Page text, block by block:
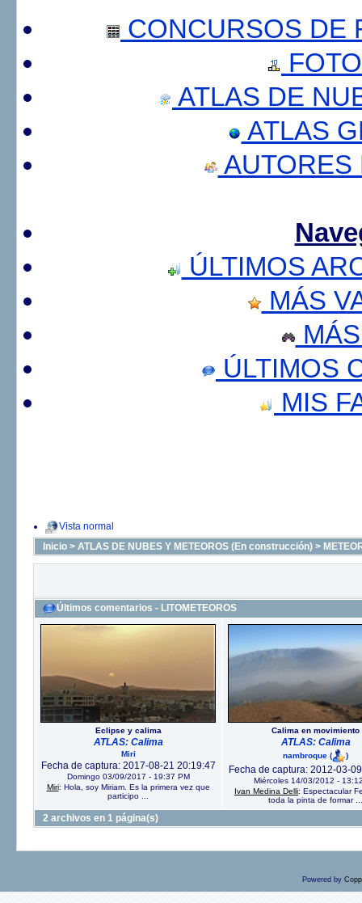
CONCURSOS DE
ATLAS DE
ATLAS
AUTORES
ÚLTIMOS
MÁS
ÚLTIMOS
MIS
Vista normal
Inicio > ATLAS DE NUBES Y METEOROS (En construcción) >
Últimos comentarios - LITOMETEOROS
Eclipse y calima
ATLAS: Calima
Miri
Fecha de captura: 2017-08-21 20:19:47
Domingo 03/09/2017 - 19:37 PM
Miri: Hola, soy Miriam. Es la primera vez que
participo ...
Calima en movimiento
ATLAS: Calima
nambroque ( )
Fecha de captura: 2012-03-
Miércoles 14/03/2012 -
Ivan Medina Delli: Espectacular
toda la pinta de formar ...
2 archivos en 1 página(s)
Powered by